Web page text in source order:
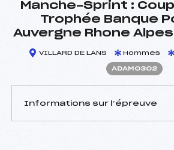
Manche-Sprint :
Trophée Banque
Auvergne Rhone
VILLARD DE LANS Hommes
ADAM0302
Informations sur l’épreuve